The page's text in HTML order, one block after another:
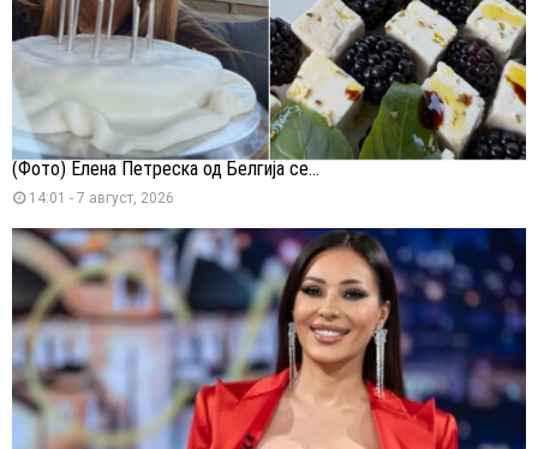
(Фото) Елена Петреска од Белгија се...
14:01 - 7 август, 2026